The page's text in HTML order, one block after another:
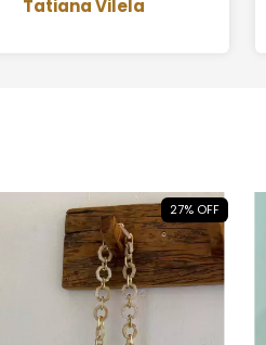
indicar para as amigas.
Tatiana Vilela
27% OFF